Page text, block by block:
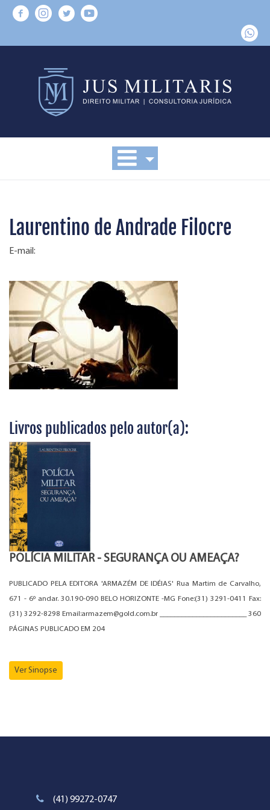
Laurentino de Andrade Filocre
E-mail:
Livros publicados pelo autor(a):
POLÍCIA MILITAR - SEGURANÇA OU AMEAÇA?
PUBLICADO PELA EDITORA 'ARMAZÉM DE IDÉIAS' Rua Martim de Carvalho,
671 - 6º andar. 30.190-090 BELO HORIZONTE -MG Fone:(31) 3291-0411 Fax:
(31) 3292-8298 Email:armazem@gold.com.br ________________________ 360
PÁGINAS PUBLICADO EM 204
Ver Sinopse
(41) 99272-0747